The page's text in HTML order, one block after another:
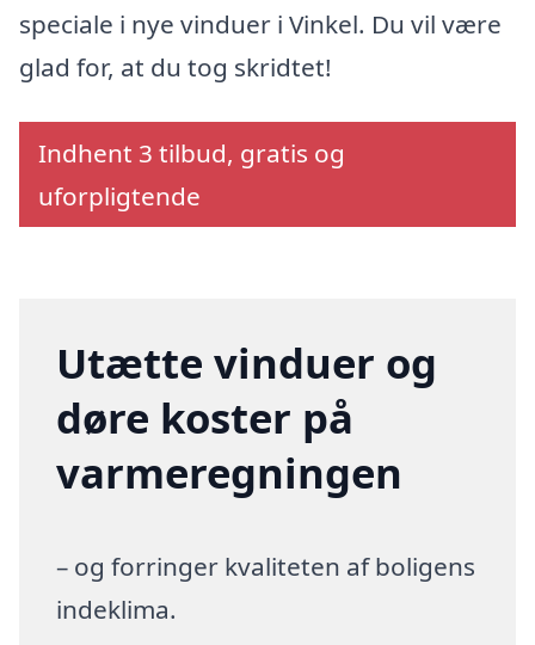
speciale i nye vinduer i Vinkel. Du vil være
glad for, at du tog skridtet!
Indhent 3 tilbud, gratis og
uforpligtende
Utætte vinduer og
døre koster på
varmeregningen
– og forringer kvaliteten af boligens
indeklima.